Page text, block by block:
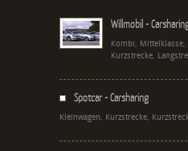
Willmobil -
Kombi, Mittelklasse,
Kurzstrecke,
Spotcar - Carsharing
Kleinwagen, Kurzstrecke,